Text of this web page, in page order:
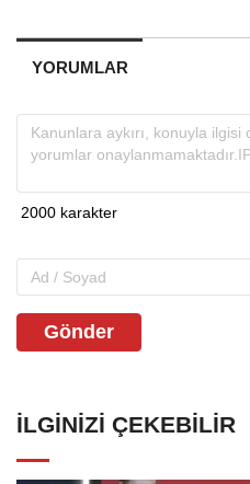
YORUMLAR
Gönder
İLGINIZI ÇEKEBILIR